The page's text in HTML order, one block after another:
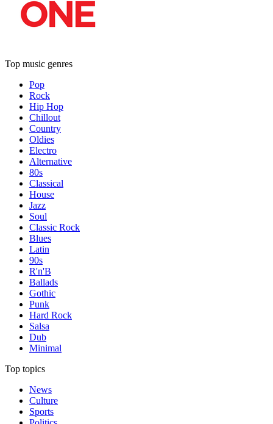
Top music genres
Pop
Rock
Hip Hop
Chillout
Country
Oldies
Electro
Alternative
80s
Classical
House
Jazz
Soul
Classic Rock
Blues
Latin
90s
R'n'B
Ballads
Gothic
Punk
Hard Rock
Salsa
Dub
Minimal
Top topics
News
Culture
Sports